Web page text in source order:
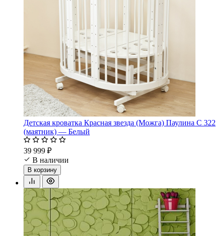
Детская кроватка Красная звезда (Можга) Паулина С 322
(маятник) — Белый
39 999 ₽
В наличии
В корзину